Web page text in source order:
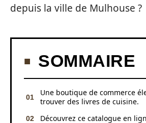
depuis la ville de Mulhouse ?
SOMMAIRE
Une boutique de commerce
trouver des livres de cuisine.
Découvrez ce catalogue en